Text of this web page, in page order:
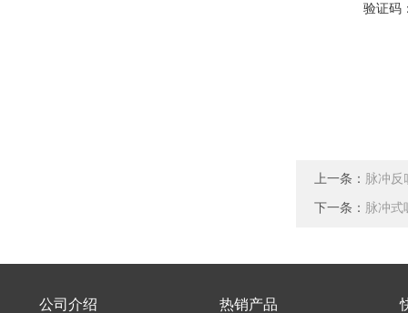
验证码
上一条： 脉冲反
下一条： 脉冲式
公司介绍 热销产品